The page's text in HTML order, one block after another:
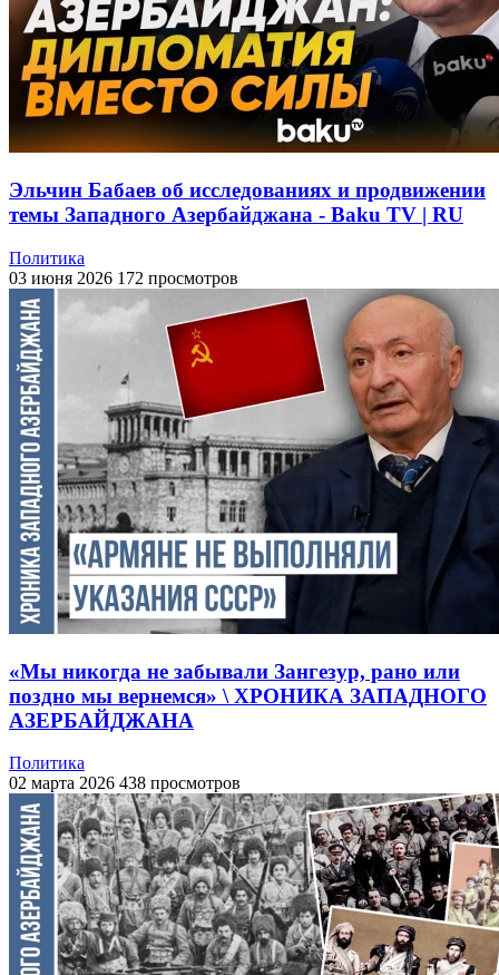
Эльчин Бабаев об исследованиях и продвижении
темы Западного Азербайджана - Baku TV | RU
Политика
03 июня 2026 172 просмотров
«Мы никогда не забывали Зангезур, рано или
поздно мы вернемся» \ ХРОНИКА ЗАПАДНОГО
АЗЕРБАЙДЖАНА
Политика
02 марта 2026 438 просмотров